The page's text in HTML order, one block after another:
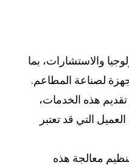
والاستشارات، بما
لصناعة المطاعم.
هذه الخدمات،
التي قد تعتبر
معالجة هذه